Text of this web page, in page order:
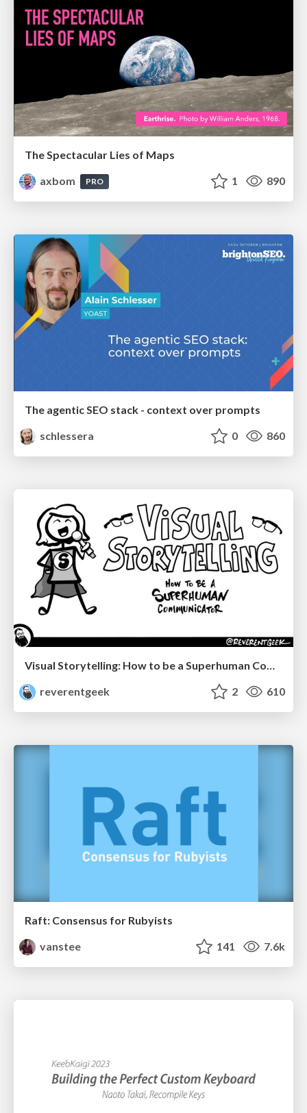
The Spectacular Lies of Maps
axbom
PRO 1 890
The agentic SEO stack - context over prompts
schlessera
0 860
Visual Storytelling: How to be a Superhuman Communicator
reverentgeek
2 610
Raft: Consensus for Rubyists
vanstee
141 7.6k